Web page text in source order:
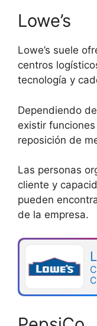
Lowe’s
Lowe’s suele
centros
tecnología y
Dependiendo
existir
reposición de
Las personas
cliente y
pueden
de la empresa.